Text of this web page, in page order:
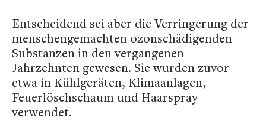
Entscheidend sei aber die Verringerung der
menschengemachten ozonschädigenden
Substanzen in den vergangenen
Jahrzehnten gewesen. Sie wurden zuvor
etwa in Kühlgeräten, Klimaanlagen,
Feuerlöschschaum und Haarspray
verwendet.